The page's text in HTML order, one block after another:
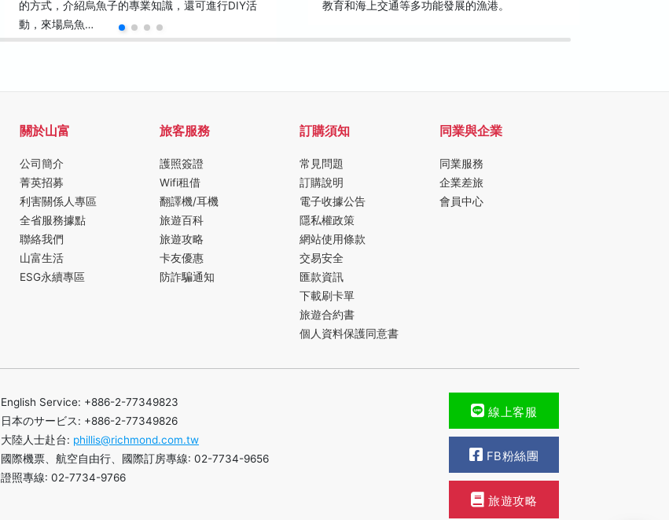
的方式，介紹烏魚子的專業知識，還可進行DIY活
動，來場烏魚…
教育和海上交通等多功能發展的漁港。
關於山富
公司簡介
菁英招募
利害關係人專區
全省服務據點
聯絡我們
山富生活
ESG永續專區
旅客服務
護照簽證
Wifi租借
翻譯機/耳機
旅遊百科
旅遊攻略
卡友優惠
防詐騙通知
訂購須知
常見問題
訂購說明
電子收據公告
隱私權政策
網站使用條款
交易安全
匯款資訊
下載刷卡單
旅遊合約書
個人資料保護同意書
同業與企業
同業服務
企業差旅
會員中心
English Service: +886-2-77349823
日本のサービス: +886-2-77349826
大陸人士赴台: phillis@richmond.com.tw
國際機票、航空自由行、國際訂房專線: 02-7734-9656
證照專線: 02-7734-9766
線上客服
FB粉絲團
旅遊攻略